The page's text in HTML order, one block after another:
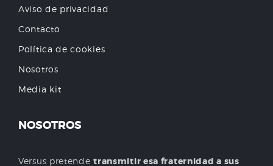
Aviso de privacidad
Contacto
Política de cookies
Nosotros
Media kit
NOSOTROS
Versus pretendetransmitir esa fraternidad a sus